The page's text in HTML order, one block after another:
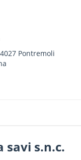
Pontremoli
s.n.c.